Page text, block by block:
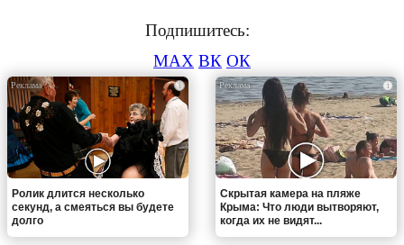
Подпишитесь:
MAX ВК ОК
i
Ролик длится несколько
секунд, а смеяться вы будете
долго
i
Скрытая камера на пляже
Крыма: Что люди вытворяют,
когда их не видят...